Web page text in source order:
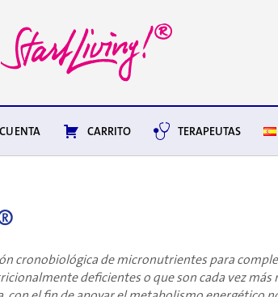
CARRITO TERAPEUTAS
cronobiológica de micronutrientes para
deficientes o que son cada vez más